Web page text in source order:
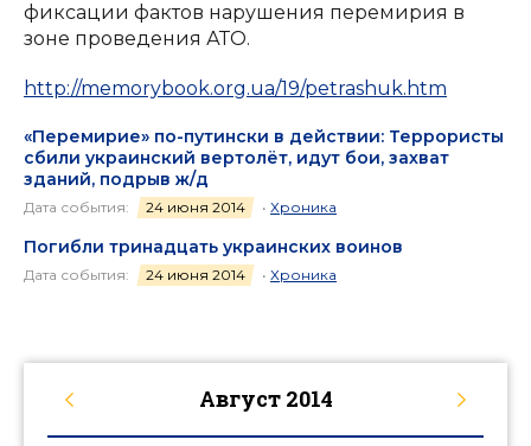
фиксации фактов нарушения перемирия в
зоне проведения АТО.
http://memorybook.org.ua/19/petrashuk.htm
«Перемирие» по-путински в действии: Террористы
сбили украинский вертолёт, идут бои, захват
зданий, подрыв ж/д
Дата события: 24 июня 2014 • Хроника
Погибли тринадцать украинских воинов
Дата события: 24 июня 2014 • Хроника
Август 2014